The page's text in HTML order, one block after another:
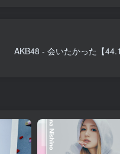
AKB48 - 会いたかった【